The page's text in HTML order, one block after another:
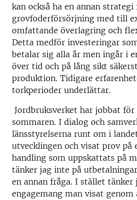
kan också ha en annan strategi
grovfoderförsörjning med till
omfattande överlagring och
Detta medför investeringar
betalar sig alla år men ingår i
över tid och på lång sikt
produktion. Tidigare
torkperioder underlättar.
Jordbruksverket har jobbat
sommaren. I dialog och
länsstyrelserna runt om i
utvecklingen och visat prov på
handling som uppskattats på
tänker jag inte på
en annan fråga. I stället tänker
engagemang man visat genom